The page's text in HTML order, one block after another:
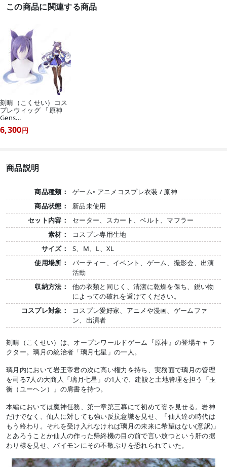
この商品に関連する商品
刻晴（こくせい）コス
プレウィッグ 『原神
Gens...
6,300円
商品説明
商品種類：
ゲーム• アニメコスプレ衣装 / 原神
商品状態：
新品未使用
セット内容：
セーター、スカート、ベルト、マフラー
素材：
コスプレ専用生地
サイズ：
S、M、L、XL
使用場所：
パーティー、イベント、ゲーム、撮影会、出演
活動
収納方法：
他の衣類と同じく、清潔に乾燥を保ち、鋭い物
によっての破れを避けてください。
コスプレ対象：
コスプレ愛好家、アニメや漫画、ゲームファ
ン、出演者
刻晴（こくせい）は、オープンワールドゲーム『原神』の登場キャラ
クター。璃月の統治者「璃月七星」の一人。
璃月内において岩王帝君の次に高い権力を持ち、実務面で璃月の管理
を司る7人の大商人「璃月七星」の1人で、建設と土地管理を担う「玉
衡（ユーヘン）」の肩書を持つ。
本編においては魔神任務、第一章第三幕にて初めて姿を見せる。岩神
だけでなく、仙人に対しても強い反抗意識を見せ、「仙人達の時代は
もう終わり。それを受け入れなければ璃月の未来に希望はない(意訳)」
とあろうことか仙人の作った帰終機の目の前で言い放つという肝の据
わり様を見せ、パイモンにその不敬ぶりを恐れられていた。